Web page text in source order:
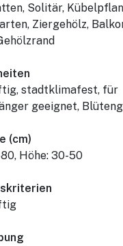
Solitär,
Ziergehölz,
stadtklimafest, für
geeignet,
(cm)
Höhe: 30-50